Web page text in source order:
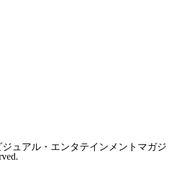
ジュアル・エンタテインメントマガジ